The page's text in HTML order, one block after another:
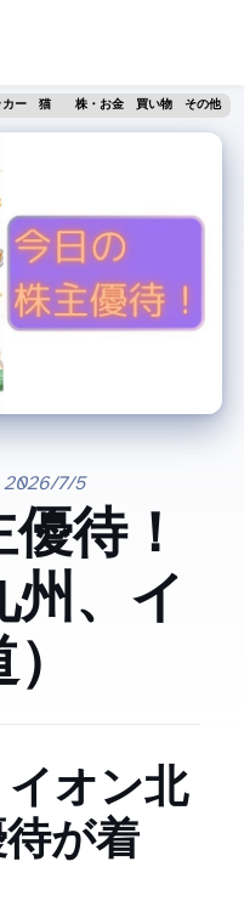
カー 猫 株・お金 買い物 その他
2026/7/5
待！
、7512 イ
イオン北
が着